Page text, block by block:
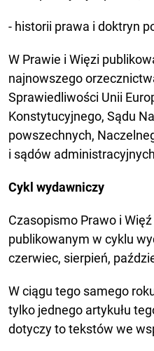
- historii prawa i doktryn
W Prawie i Więzi
najnowszego
Sprawiedliwości Unii
Konstytucyjnego, Sądu
powszechnych,
i sądów
Cykl wydawniczy
Czasopismo Prawo i
publikowanym w cyklu
czerwiec, sierpień,
W ciągu tego samego
tylko jednego artykułu
dotyczy to tekstów we